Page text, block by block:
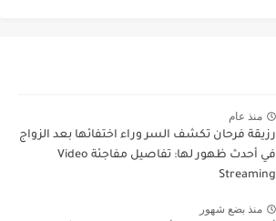
منذ عام
رزيقة فرحان تكشف السر وراء اختفائها بعد الزواج
في أحدث ظهور لها: تفاصيل مفاجئة Video
Streaming
منذ بضع شهور